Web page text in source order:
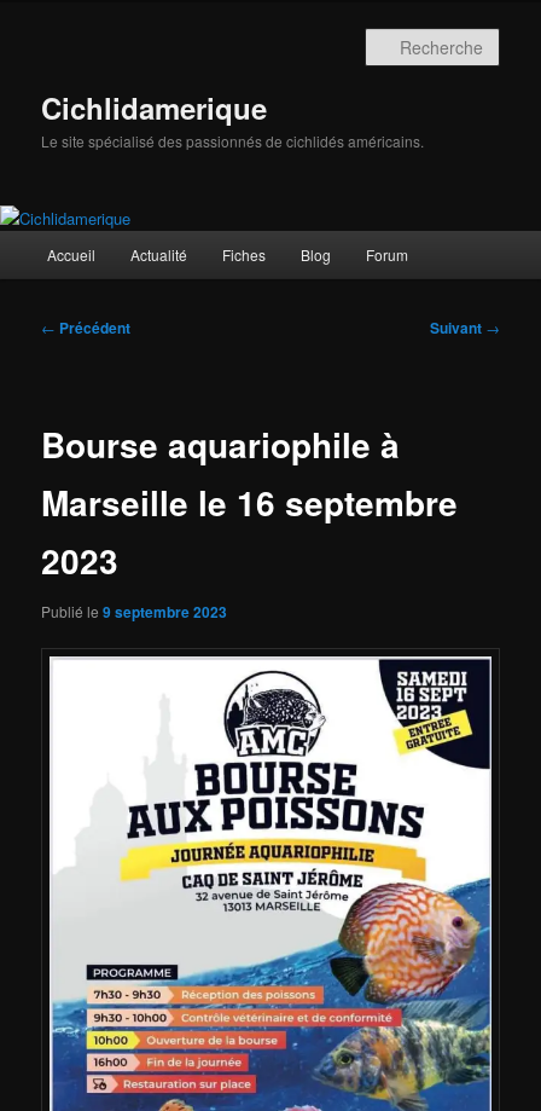
Cichlidamerique
Le site spécialisé des passionnés de cichlidés américains.
principal
Accueil Actualité Fiches Blog Forum
Navigation
← Précédent Suivant →
Bourse aquariophile à
Marseille le 16 septembre
2023
Publié le9 septembre 2023